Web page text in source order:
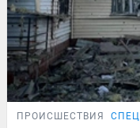
ПРОИСШЕСТВИЯ